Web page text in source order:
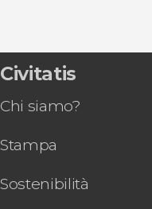
Civitatis
Chi siamo?
Stampa
Sostenibilità